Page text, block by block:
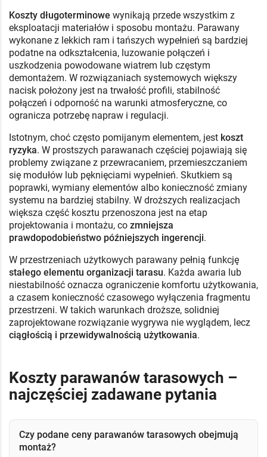
Koszty długoterminowe wynikają przede wszystkim z
eksploatacji materiałów i sposobu montażu. Parawany
wykonane z lekkich ram i tańszych wypełnień są bardziej
podatne na odkształcenia, luzowanie połączeń i
uszkodzenia powodowane wiatrem lub częstym
demontażem. W rozwiązaniach systemowych większy
nacisk położony jest na trwałość profili, stabilność
połączeń i odporność na warunki atmosferyczne, co
ogranicza potrzebę napraw i regulacji.
Istotnym, choć często pomijanym elementem, jest koszt
ryzyka. W prostszych parawanach częściej pojawiają się
problemy związane z przewracaniem, przemieszczaniem
się modułów lub pęknięciami wypełnień. Skutkiem są
poprawki, wymiany elementów albo konieczność zmiany
systemu na bardziej stabilny. W droższych realizacjach
większa część kosztu przenoszona jest na etap
projektowania i montażu, co zmniejsza
prawdopodobieństwo późniejszych ingerencji.
W przestrzeniach użytkowych parawany pełnią funkcję
stałego elementu organizacji tarasu. Każda awaria lub
niestabilność oznacza ograniczenie komfortu użytkowania,
a czasem konieczność czasowego wyłączenia fragmentu
przestrzeni. W takich warunkach droższe, solidniej
zaprojektowane rozwiązanie wygrywa nie wyglądem, lecz
ciągłością i przewidywalnością użytkowania.
Koszty parawanów tarasowych –
najczęściej zadawane pytania
Czy podane ceny parawanów tarasowych obejmują
montaż?